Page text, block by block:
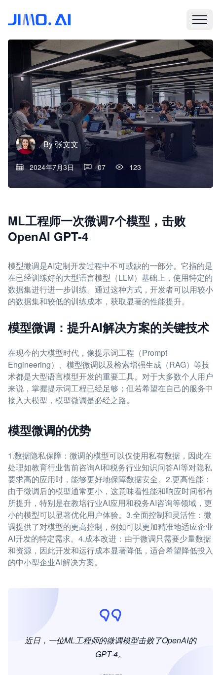
By张文文
2024年7月3日 07 123
ML工程师一次微调7个模型，击败
OpenAI GPT-4
模型微调是AI定制开发过程中不可或缺的一部分。它指的是
在已经训练好的大型语言模型（LLM）基础上，使用特定的
数据集进行进一步训练。通过这种方式，开发者可以用较小
的数据集和较低的训练成本，获取显著的性能提升。
模型微调：提升AI解决方案的关键技术
在现今的大模型时代，像提示词工程（Prompt
Engineering）、模型微调以及检索增强生成（RAG）等技
术都是大型语言模型开发的重要工具。对于大多数个人用户
来说，掌握提示词工程已经足够；但若希望在自己的服务中
接入大模型，模型微调是必经之路。
模型微调的优势
1.数据隐私保障：微调的模型可以仅使用私有数据，因此在
处理如教育行业售前咨询AI和税务行业知识问答AI等对隐私
要求高的应用时，能够更好地保障数据安全。2.更高性能：
由于微调后的模型通常更小，这意味着性能和响应时间都有
所提升，特别是在教培行业AI应用和税务AI咨询等领域，更
小的模型可以显著优化用户体验。3.全面控制和灵活性：微
调提供了对模型的更高控制，例如可以更加精准地适应企业
AI开发的特定需求。4.成本改进：由于微调只需要少量数据
和资源，因此开发和运行成本显著降低，适合希望降低投入
的中小型企业AI解决方案。
近日，一位ML工程师的微调模型击败了OpenAI的
GPT-4。